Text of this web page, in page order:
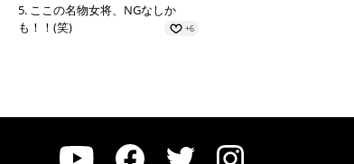
ここの名物女将、NGなしか
も！！(笑)
+6